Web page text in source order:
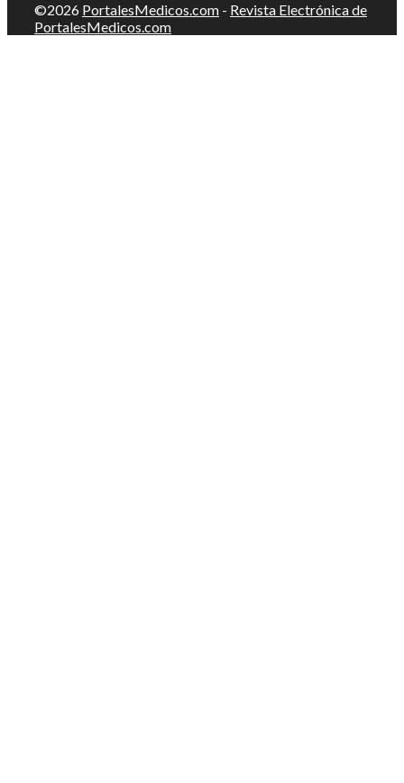
©2026 PortalesMedicos.com - Revista Electrónica de
PortalesMedicos.com